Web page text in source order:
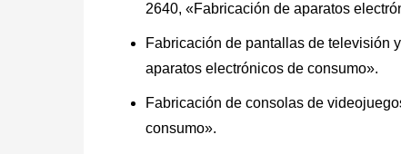
2640, «Fabricación de aparatos
Fabricación de pantallas de televisión
aparatos electrónicos de consumo».
Fabricación de consolas de
consumo».